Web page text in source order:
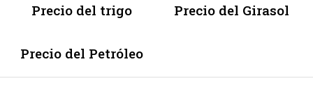
Precio del trigo Precio del Girasol
Precio del Petróleo